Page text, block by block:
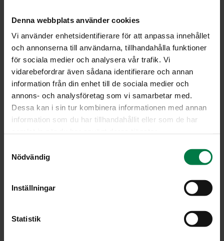
Denna webbplats använder cookies
Vi använder enhetsidentifierare för att anpassa innehållet
och annonserna till användarna, tillhandahålla funktioner
för sociala medier och analysera vår trafik. Vi
vidarebefordrar även sådana identifierare och annan
information från din enhet till de sociala medier och
annons- och analysföretag som vi samarbetar med.
Dessa kan i sin tur kombinera informationen med annan
information som du har tillhandahållit eller som de har
Nödvändig
Inställningar
Statistik
Kuva: Kotimaiset Kasvikset ry / Sanna Peurakoski